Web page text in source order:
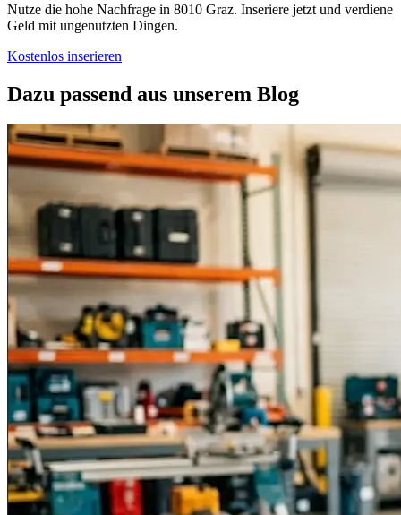
Nutze die hohe Nachfrage in 8010 Graz. Inseriere jetzt und verdiene
Geld mit ungenutzten Dingen.
Kostenlos inserieren
Dazu passend aus unserem Blog